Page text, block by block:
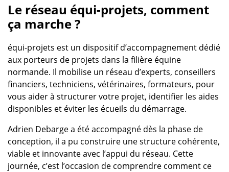
Le réseau équi-projets, comment
ça marche ?
équi-projets est un dispositif d’accompagnement dédié
aux porteurs de projets dans la filière équine
normande. Il mobilise un réseau d’experts, conseillers
financiers, techniciens, vétérinaires, formateurs, pour
vous aider à structurer votre projet, identifier les aides
disponibles et éviter les écueils du démarrage.
Adrien Debarge a été accompagné dès la phase de
conception, il a pu construire une structure cohérente,
viable et innovante avec l’appui du réseau. Cette
journée, c’est l’occasion de comprendre comment ce